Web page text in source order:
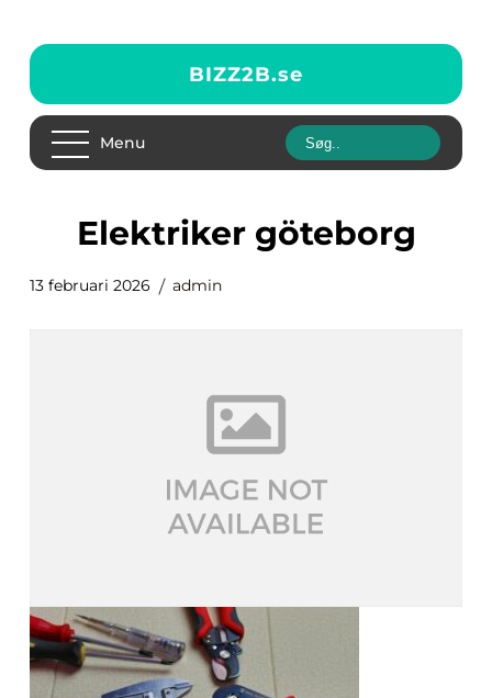
BIZZ2B.se
Menu
elektriker göteborg
13 februari 2026 admin